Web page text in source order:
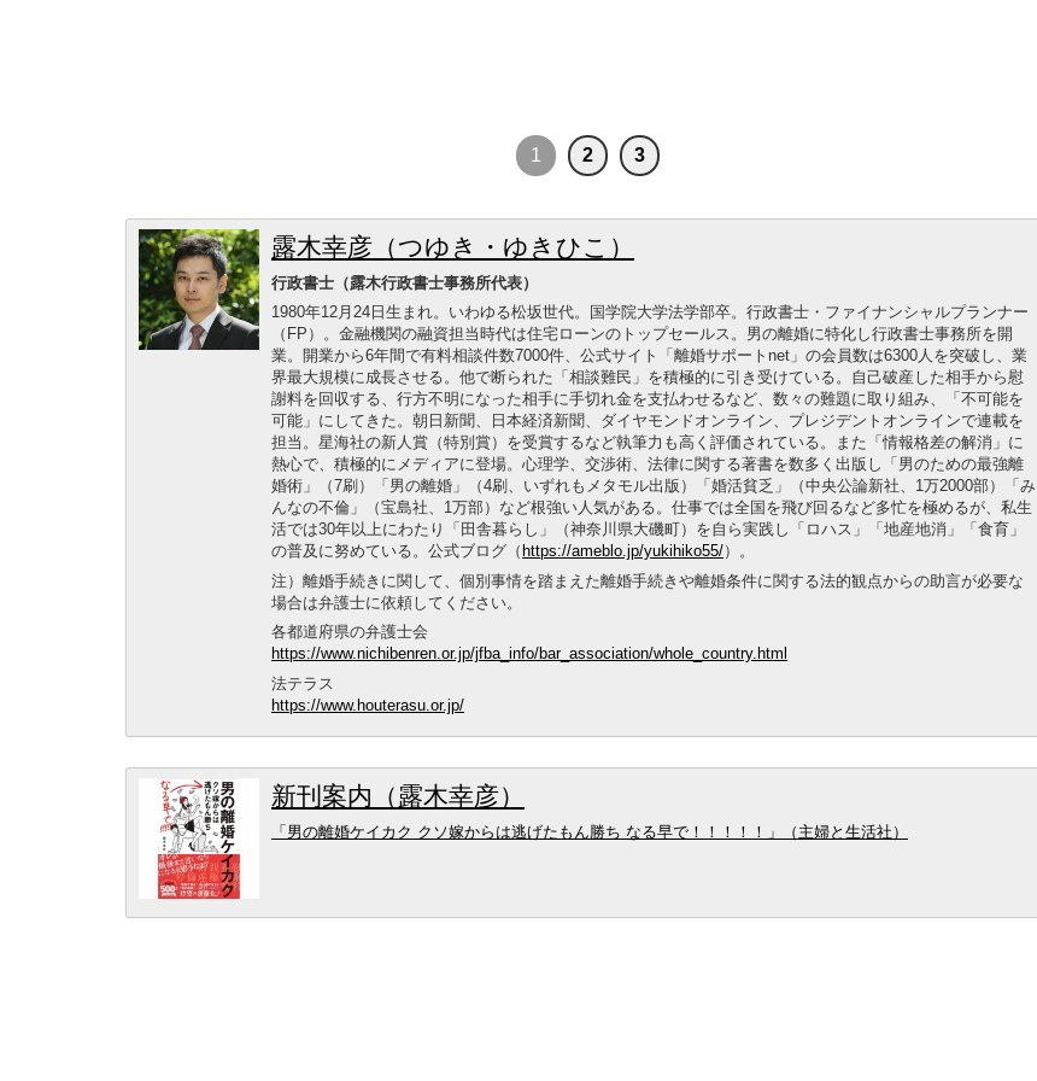
1 2 3
露木幸彦（つゆき・ゆきひこ）
行政書士（露木行政書士事務所代表）
1980年12月24日生まれ。いわゆる松坂世代。国学院大学法学部卒。行政書士・ファイナンシャルプランナー
（FP）。金融機関の融資担当時代は住宅ローンのトップセールス。男の離婚に特化し行政書士事務所を開
業。開業から6年間で有料相談件数7000件、公式サイト「離婚サポートnet」の会員数は6300人を突破し、業
界最大規模に成長させる。他で断られた「相談難民」を積極的に引き受けている。自己破産した相手から慰
謝料を回収する、行方不明になった相手に手切れ金を支払わせるなど、数々の難題に取り組み、「不可能を
可能」にしてきた。朝日新聞、日本経済新聞、ダイヤモンドオンライン、プレジデントオンラインで連載を
担当。星海社の新人賞（特別賞）を受賞するなど執筆力も高く評価されている。また「情報格差の解消」に
熱心で、積極的にメディアに登場。心理学、交渉術、法律に関する著書を数多く出版し「男のための最強離
婚術」（7刷）「男の離婚」（4刷、いずれもメタモル出版）「婚活貧乏」（中央公論新社、1万2000部）「み
んなの不倫」（宝島社、1万部）など根強い人気がある。仕事では全国を飛び回るなど多忙を極めるが、私生
活では30年以上にわたり「田舎暮らし」（神奈川県大磯町）を自ら実践し「ロハス」「地産地消」「食育」
の普及に努めている。公式ブログ（ https://ameblo.jp/yukihiko55/）。
注）離婚手続きに関して、個別事情を踏まえた離婚手続きや離婚条件に関する法的観点からの助言が必要な
場合は弁護士に依頼してください。
各都道府県の弁護士会
https://www.nichibenren.or.jp/jfba_info/bar_association/whole_country.html
法テラス
https://www.houterasu.or.jp/
新刊案内（露木幸彦）
「男の離婚ケイカク クソ嫁からは逃げたもん勝ち なる早で！！！！！」（主婦と生活社）